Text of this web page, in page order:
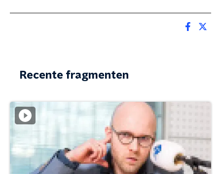
Recente fragmenten